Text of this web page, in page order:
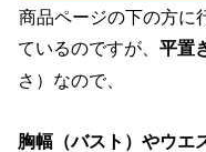
商品ページの下の方に
ているのですが、平置
さ）なので、
胸幅（バスト）やウエ